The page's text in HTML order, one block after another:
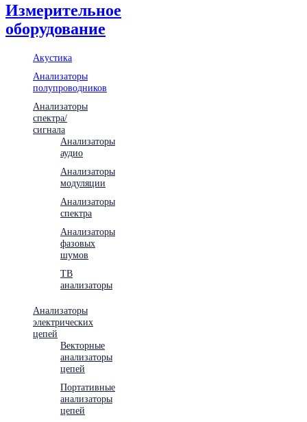
Измерительное
оборудование
Акустика
Анализаторы
полупроводников
Анализаторы
спектра/
сигнала
Анализаторы
аудио
Анализаторы
модуляции
Анализаторы
спектра
Анализаторы
фазовых
шумов
ТВ
анализаторы
Анализаторы
электрических
цепей
Векторные
анализаторы
цепей
Портативные
анализаторы
цепей